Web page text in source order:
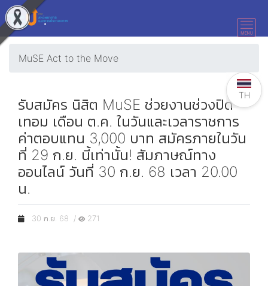
MuSE Act to the Move
รับสมัคร นิสิต MuSE ช่วยงานช่วงปิด
เทอม เดือน ต.ค. ในวันและเวลาราชการ
ค่าตอบแทน 3,000 บาท สมัครภายในวัน
ที่ 29 ก.ย. นี้เท่านั้น! สัมภาษณ์ทาง
ออนไลน์ วันที่ 30 ก.ย. 68 เวลา 20.00
น.
30 ก.ย. 68 / 271
TH